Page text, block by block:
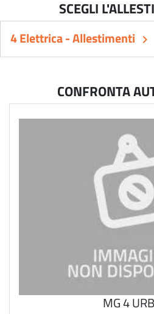
SCEGLI
4 Elettrica - Allestimenti keyboard_arrow_right
CONFRONTA
MG 4